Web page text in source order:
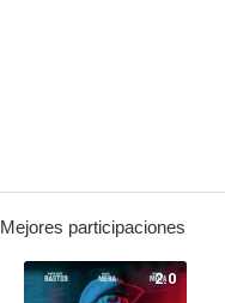
Mejores participaciones
2.0